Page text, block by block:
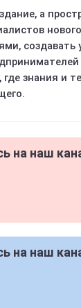
а
создавать
знания и
на наш
на наш